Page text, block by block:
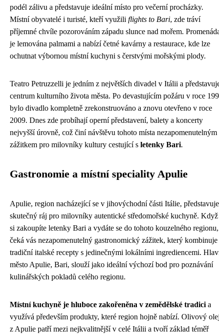
podél zálivu a představuje ideální místo pro večerní procházky.
Místní obyvatelé i turisté, kteří využili flights to Bari, zde tráví
příjemné chvíle pozorováním západu slunce nad mořem.
je lemována palmami a nabízí četné kavárny a restaurace, kde lze
ochutnat výbornou místní kuchyni s čerstvými mořskými plody.
Teatro Petruzzelli je jedním z největších divadel v Itálii a
centrum kulturního života města. Po devastujícím požáru v roce
bylo divadlo kompletně zrekonstruováno a znovu otevřeno v roce
2009. Dnes zde probíhají operní představení, balety a koncerty
nejvyšší úrovně, což činí návštěvu tohoto místa nezapomenutelným
zážitkem pro milovníky kultury cestující s letenky Bari.
Gastronomie a místní speciality Apulie
Apulie, region nacházející se v jihovýchodní části Itálie, představuje
skutečný ráj pro milovníky autentické středomořské kuchyně. Když
si zakoupíte letenky Bari a vydáte se do tohoto kouzelného regionu,
čeká vás nezapomenutelný gastronomický zážitek, který kombinuje
tradiční italské recepty s jedinečnými lokálními ingrediencemi.
město Apulie, Bari, slouží jako ideální výchozí bod pro poznávání
kulinářských pokladů celého regionu.
Místní kuchyně je hluboce zakořeněna v zemědělské tradici a
využívá především produkty, které region hojně nabízí. Olivový
z Apulie patří mezi nejkvalitnější v celé Itálii a tvoří základ téměř